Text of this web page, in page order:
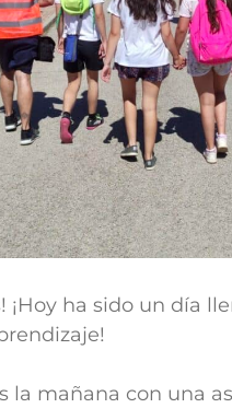
¡Hoy ha sido un día
la mañana con una